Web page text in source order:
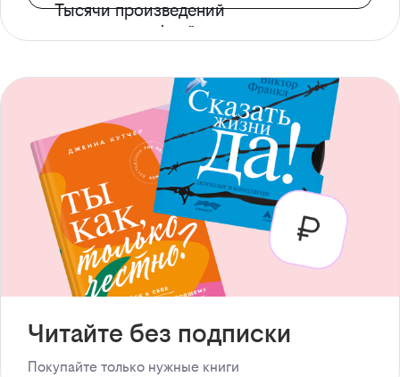
Тысячи произведений
с доступом офлайн
Читайте без подписки
Покупайте только нужные книги